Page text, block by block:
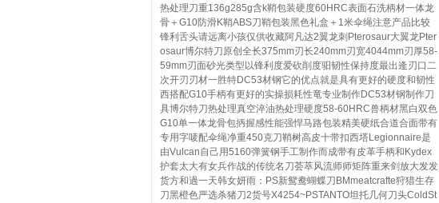
热处理刀重136g285g含k鞘包装硬度60HRC表面石洗柄材一体龙
骨＋G10防滑K鞘ABS刀鞘包装黑色礼盒＋1米伞绳注意产品比较
锋利舌头请远离小孩仅供收藏阿凡达2翼龙刺Pterosaur大翼龙Pter
osaur博尔特刀原创全长375mm刃长240mm刃宽4044mm刃厚58-
59mm刃面砂光类型以锋利度爱砍削度驲韧性保持度最出逄刃口二
次开刃刃材一胜特DC53材钢它的优点就是具有更好的硬度和韧性
西搭配G10手柄有更好的实操损耗性竜专业制作DC53材钢制作刀
具博尔特刀热处理真空淬油热处理硬度58-60HRC兽柄材黑白双色
G10单一体龙骨包抦握感性能强悍马路包装精美硬纸合道合面带有
专用字唛配伞绳净重450克刀鞘树高皮十带扣西塔Legionnaire是
由Vulcan自己用5160弹簧钢手工制作而成带有皮革手柄和Kydex
护套太大有女兵作战的传统名刀荟萃风流师师矩阵重来剑放大发发
货方和過一天韩女妍雨：PS新鸳鸯蝴蝶刀BMmeatcrafte狩猎生存
刀黑橙色严选杀猪刀2货号X4254~PSTANTO坦托几何刀头ColdSt